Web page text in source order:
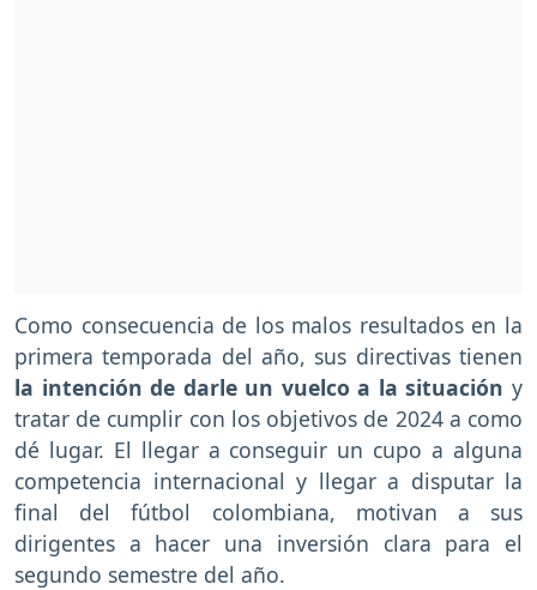
Como consecuencia de los malos resultados en la
primera temporada del año, sus directivas tienen
la intención de darle un vuelco a la situación y
tratar de cumplir con los objetivos de 2024 a como
dé lugar. El llegar a conseguir un cupo a alguna
competencia internacional y llegar a disputar la
final del fútbol colombiana, motivan a sus
dirigentes a hacer una inversión clara para el
segundo semestre del año.